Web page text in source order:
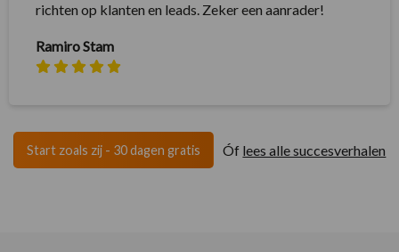
richten op klanten en leads. Zeker een aanrader!
Ramiro Stam
Start zoals zij - 30 dagen gratis Óf lees alle succesverhalen